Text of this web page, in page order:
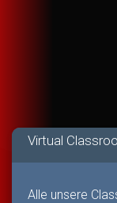
Virtual
Alle unsere